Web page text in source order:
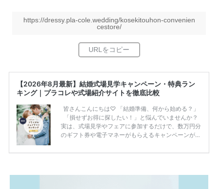
https://dressy.pla-cole.wedding/kosekitouhon-convenien
cestore/
【2026年8月最新】結婚式場見学キャンペーン・特典ラン
キング｜プラコレや式場紹介サイトを徹底比較
皆さんこんにちは♡ 「結婚準備、何から始める？」
「損せずお得に探したい！」と悩んでいませんか？
実は、式場見学やフェアに参加するだけで、数万円分
のギフト券や電子マネーがもらえるキャンペーンがあ
ため、比較せずに選ぶと損をしてしまうことも……。